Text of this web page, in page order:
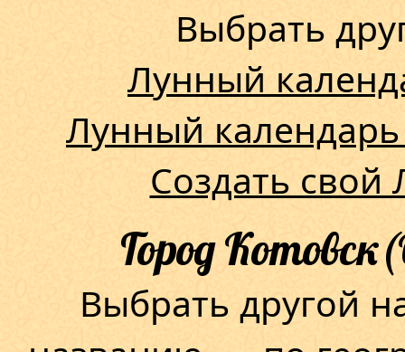
Выбрать
Лунный
Лунный
Создать
Город
Выбрать другой